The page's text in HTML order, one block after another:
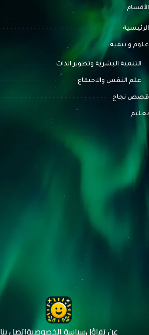
الأقسام:
الرئيسية
علوم و تنمية
التنمية البشرية وتطوير الذات
علم النفس والاجتماع
قصص نجاح
تعليم
عن تفاؤلسياسة الخصوصيةاتصل بنا